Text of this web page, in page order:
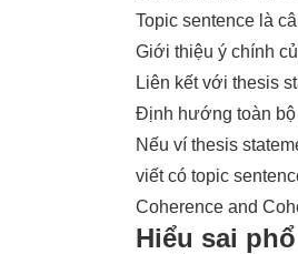
Topic sentence là
Giới thiệu ý chính
Liên kết với thesis
Định hướng toàn bộ
Nếu ví thesis
viết có topic
Coherence and
Hiểu sai